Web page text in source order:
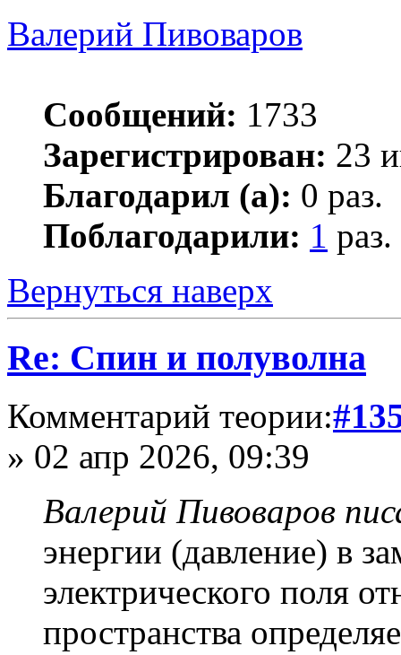
Валерий Пивоваров
Сообщений: 1733
Зарегистрирован: 23
Благодарил (а): 0 раз.
Поблагодарили: 1 раз.
Вернуться наверх
Re: Спин и полуволна
Комментарий теории:
» 02 апр 2026, 09:39
Валерий Пивоваров
энергии (давление) в
электрического поля
пространства